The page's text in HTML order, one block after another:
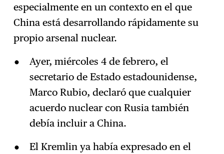
especialmente en un contexto en el que
China está desarrollando rápidamente su
propio arsenal nuclear.
Ayer, miércoles 4 de febrero, el
secretario de Estado estadounidense,
Marco Rubio, declaró que cualquier
acuerdo nuclear con Rusia también
debía incluir a China.
El Kremlin ya había expresado en el